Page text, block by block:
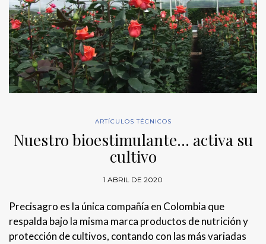
ARTÍCULOS TÉCNICOS
Nuestro bioestimulante… activa su
cultivo
1 ABRIL DE 2020
Precisagro es la única compañía en Colombia que
respalda bajo la misma marca productos de nutrición y
protección de cultivos, contando con las más variadas